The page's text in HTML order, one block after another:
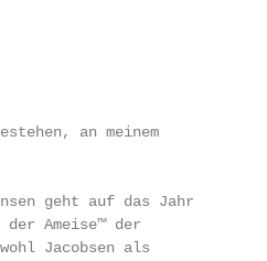
an meinem
geht auf das Jahr
der Ameise™ der
Jacobsen als